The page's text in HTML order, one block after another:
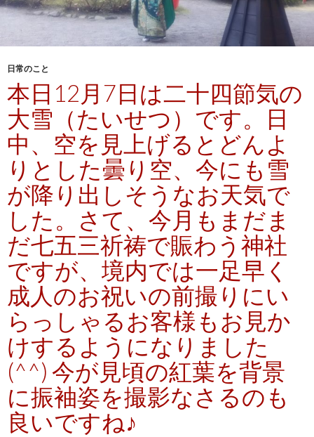
日常のこと
本日12月7日は二十四節気の
大雪（たいせつ）です。日
中、空を見上げるとどんよ
りとした曇り空、今にも雪
が降り出しそうなお天気で
した。さて、今月もまだま
だ七五三祈祷で賑わう神社
ですが、境内では一足早く
成人のお祝いの前撮りにい
らっしゃるお客様もお見か
けするようになりました
(^^) 今が見頃の紅葉を背景
に振袖姿を撮影なさるのも
良いですね♪